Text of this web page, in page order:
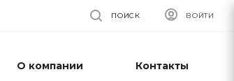
ВОЙТИ
ПОИСК
О компании Контакты